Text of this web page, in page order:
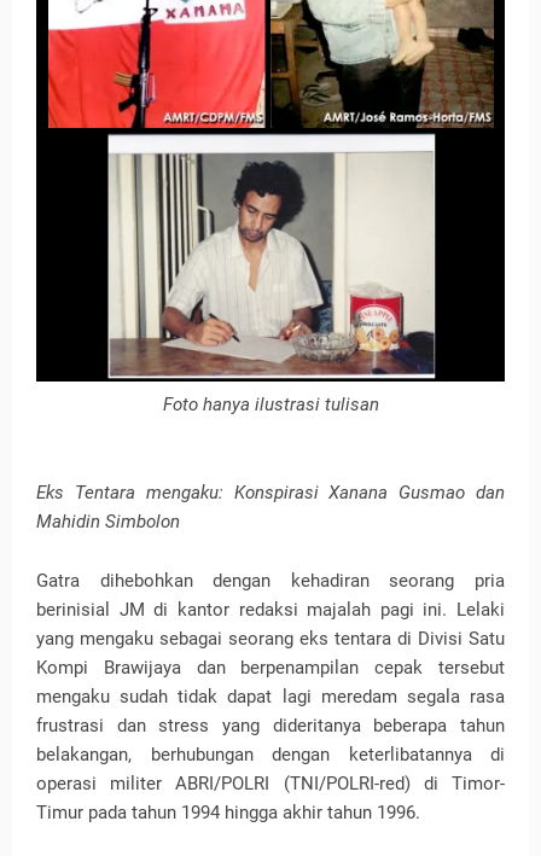
Foto hanya ilustrasi tulisan
Eks Tentara mengaku: Konspirasi Xanana Gusmao dan
Mahidin Simbolon
Gatra dihebohkan dengan kehadiran seorang pria
berinisial JM di kantor redaksi majalah pagi ini. Lelaki
yang mengaku sebagai seorang eks tentara di Divisi Satu
Kompi Brawijaya dan berpenampilan cepak tersebut
mengaku sudah tidak dapat lagi meredam segala rasa
frustrasi dan stress yang dideritanya beberapa tahun
belakangan, berhubungan dengan keterlibatannya di
operasi militer ABRI/POLRI (TNI/POLRI-red) di Timor-
Timur pada tahun 1994 hingga akhir tahun 1996.